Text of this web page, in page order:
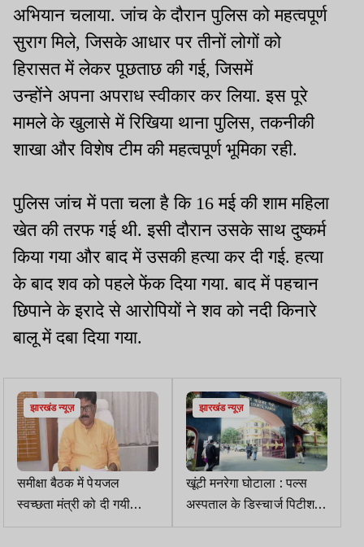
अभियान चलाया. जांच के दौरान पुलिस को महत्वपूर्ण
सुराग मिले, जिसके आधार पर तीनों लोगों को
हिरासत में लेकर पूछताछ की गई, जिसमें
उन्होंने अपना अपराध स्वीकार कर लिया. इस पूरे
मामले के खुलासे में रिखिया थाना पुलिस, तकनीकी
शाखा और विशेष टीम की महत्वपूर्ण भूमिका रही.
पुलिस जांच में पता चला है कि 16 मई की शाम महिला
खेत की तरफ गई थी. इसी दौरान उसके साथ दुष्कर्म
किया गया और बाद में उसकी हत्या कर दी गई. हत्या
के बाद शव को पहले फेंक दिया गया. बाद में पहचान
छिपाने के इरादे से आरोपियों ने शव को नदी किनारे
बालू में दबा दिया गया.
झारखंड न्यूज़
समीक्षा बैठक में पेयजल
स्वच्छता मंत्री को दी गयी
सूचनाएं जांच में मिली गलत
झारखंड न्यूज़
खूंटी मनरेगा घोटाला : पल्स
अस्पताल के डिस्चार्ज पिटीशन
पर याचिकाकर्ता ने कहा-